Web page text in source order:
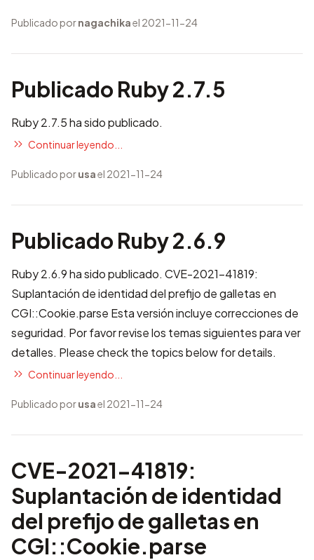
Publicado pornagachikael 2021-11-24
Publicado Ruby 2.7.5
Ruby 2.7.5 ha sido publicado.
Continuar leyendo...
Publicado porusael 2021-11-24
Publicado Ruby 2.6.9
Ruby 2.6.9 ha sido publicado. CVE-2021-41819:
Suplantación de identidad del prefijo de galletas en
CGI::Cookie.parse Esta versión incluye correcciones de
seguridad. Por favor revise los temas siguientes para ver
detalles. Please check the topics below for details.
Continuar leyendo...
Publicado porusael 2021-11-24
CVE-2021-41819:
Suplantación de identidad
del prefijo de galletas en
CGI::Cookie.parse